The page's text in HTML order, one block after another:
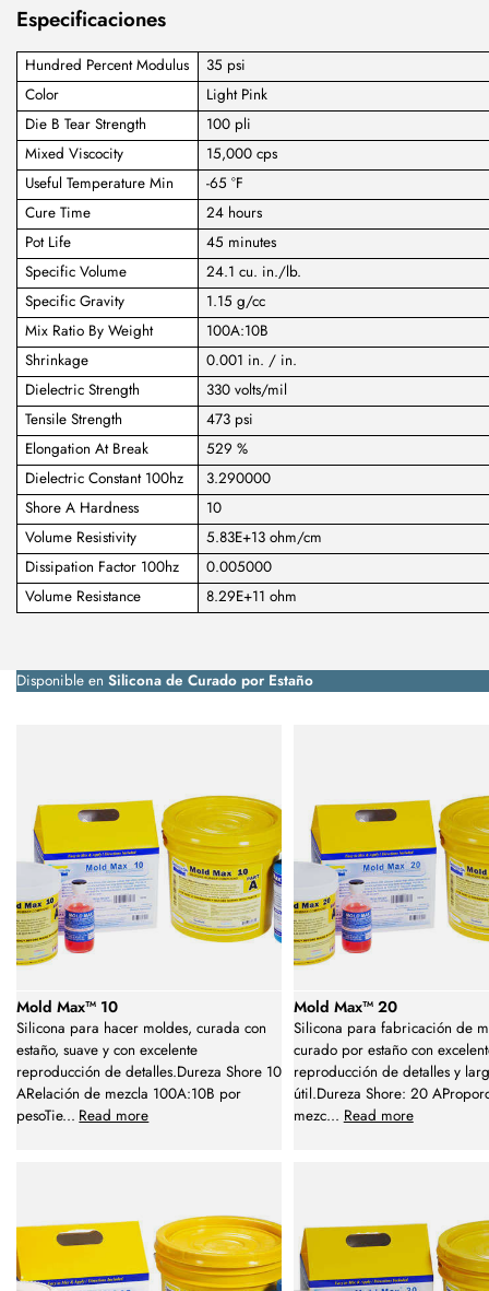
Especificaciones
Hundred Percent Modulus
35 psi
Color
Light Pink
Die B Tear Strength
100 pli
Mixed Viscocity
15,000 cps
Useful Temperature Min
-65 °F
Cure Time
24 hours
Pot Life
45 minutes
Specific Volume
24.1 cu. in./lb.
Specific Gravity
1.15 g/cc
Mix Ratio By Weight
100A:10B
Shrinkage
0.001 in. / in.
Dielectric Strength
330 volts/mil
Tensile Strength
473 psi
Elongation At Break
529 %
Dielectric Constant 100hz
3.290000
Shore A Hardness
10
Volume Resistivity
5.83E+13 ohm/cm
Dissipation Factor 100hz
0.005000
Volume Resistance
8.29E+11 ohm
Disponible en Silicona de Curado por Estaño
Mold Max™ 10
Silicona para hacer moldes, curada con
estaño, suave y con excelente
reproducción de detalles.Dureza Shore 10
ARelación de mezcla 100A:10B por
pesoTie... Read more
Mold Max™ 20
Silicona para fabricación de
curado por estaño con
reproducción de detalles y
útil.Dureza Shore: 20
mezc... Read more